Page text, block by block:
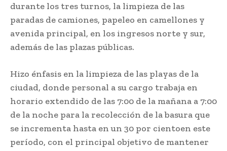
durante los tres turnos, la limpieza de las
paradas de camiones, papeleo en camellones y
avenida principal, en los ingresos norte y sur,
además de las plazas públicas.
Hizo énfasis en la limpieza de las playas de la
ciudad, donde personal a su cargo trabaja en
horario extendido de las 7:00 de la mañana a 7:00
de la noche para la recolección de la basura que
se incrementa hasta en un 30 por cientoen este
período, con el principal objetivo de mantener